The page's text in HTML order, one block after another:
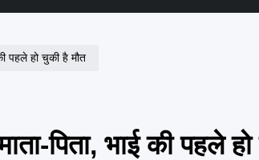
पहले हो चुकी है मौत
पिता, भाई की पहले